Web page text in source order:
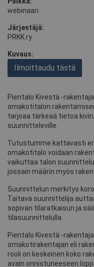
webinaari
Järjestäjä:
PRKK ry
Kuvaus:
Ilmoittaudu tästä
Pientalo Kivestä -
omakotitalon
tarjoaa tärkeää tietoa
suunnitteleville.
Tutustumme kattavasti
omakotitalo voidaan
vaikuttaa talon
jossain määrin myös
Suunnittelun merkitys
Taitava suunnittelija
sopivan tilaratkaisun ja
tilasuunnittelulla.
Pientalo Kivestä -
omakotirakentajan eli
rooli on keskeinen koko
avain onnistuneeseen